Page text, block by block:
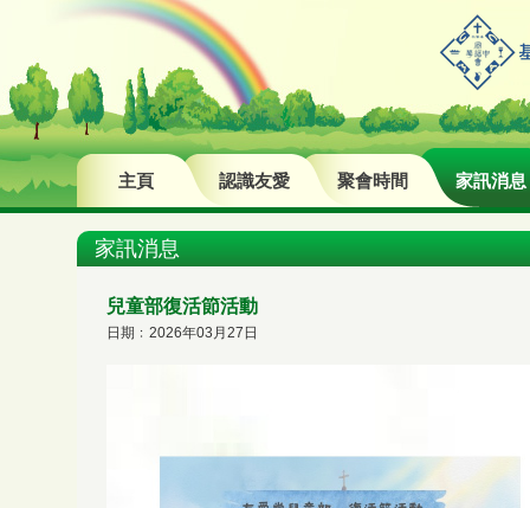
主頁 認識友愛 聚會時間 家訊消息
家訊消息
兒童部復活節活動
日期﹕2026年03月27日